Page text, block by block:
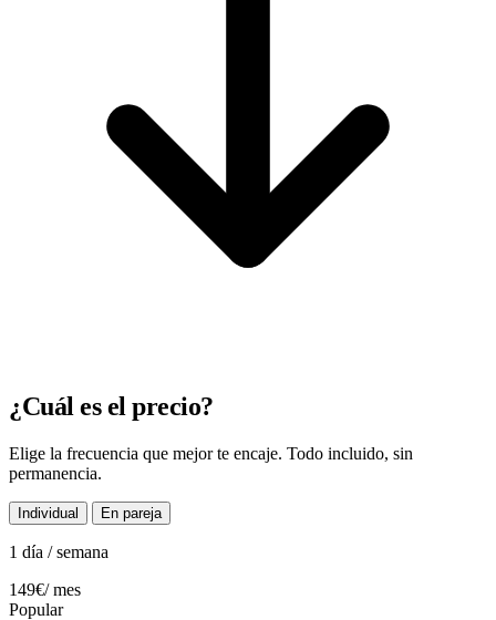
¿Cuál es el precio?
Elige la frecuencia que mejor te encaje. Todo incluido, sin
permanencia.
Individual En pareja
1 día / semana
149€/ mes
Popular